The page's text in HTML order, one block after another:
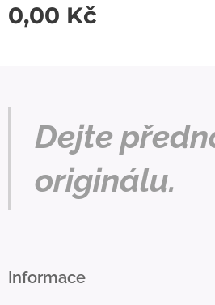
0,00 Kč
Dejte
originálu.
Informace